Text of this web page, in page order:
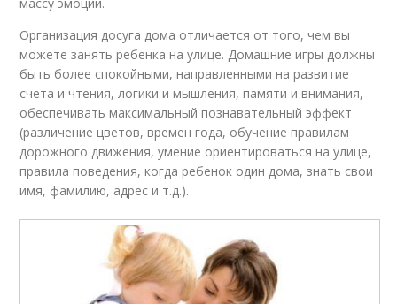
Организация досуга дома отличается от того, чем вы
можете занять ребенка на улице. Домашние игры должны
быть более спокойными, направленными на развитие
счета и чтения, логики и мышления, памяти и внимания,
обеспечивать максимальный познавательный эффект
(различение цветов, времен года, обучение правилам
дорожного движения, умение ориентироваться на улице,
правила поведения, когда ребенок один дома, знать свои
имя, фамилию, адрес и т.д.).